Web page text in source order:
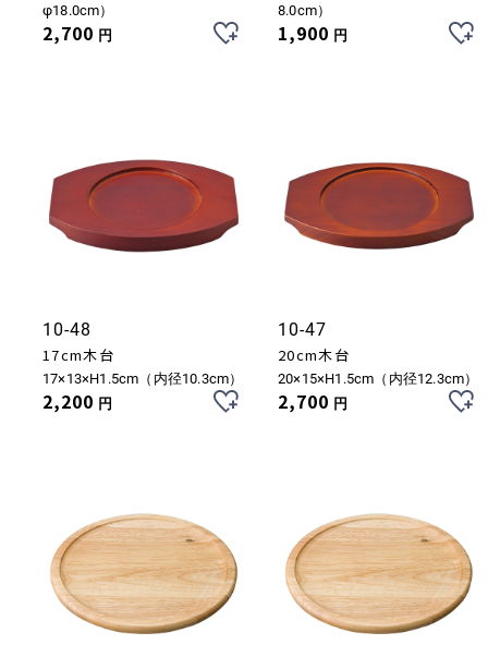
φ18.0cm）
2,700 円
8.0cm）
1,900 円
10-48
17cm木台
17×13×H1.5cm（内径10.3cm）
2,200 円
10-47
20cm木台
20×15×H1.5cm（内径12.3cm）
2,700 円